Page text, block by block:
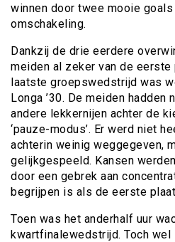
winnen door twee mooie
omschakeling.
Dankzij de drie eerdere
meiden al zeker van de
laatste groepswedstrijd was
Longa ’30. De meiden hadden
andere lekkernijen achter de
‘pauze-modus’. Er werd niet
achterin weinig weggegeven,
gelijkgespeeld. Kansen
door een gebrek aan
begrijpen is als de eerste
Toen was het anderhalf uur
kwartfinalewedstrijd. Toch